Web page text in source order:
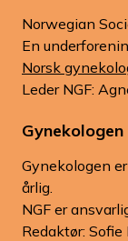
Norwegian
En
Norsk
Leder NGF:
Gynekologen
Gynekologen
årlig.
NGF er
Redaktør: